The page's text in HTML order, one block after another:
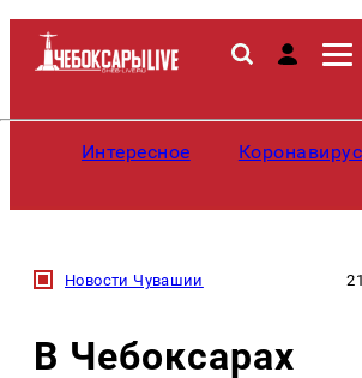
Интересное Коронавирус
Новости Чувашии
В Чебоксарах